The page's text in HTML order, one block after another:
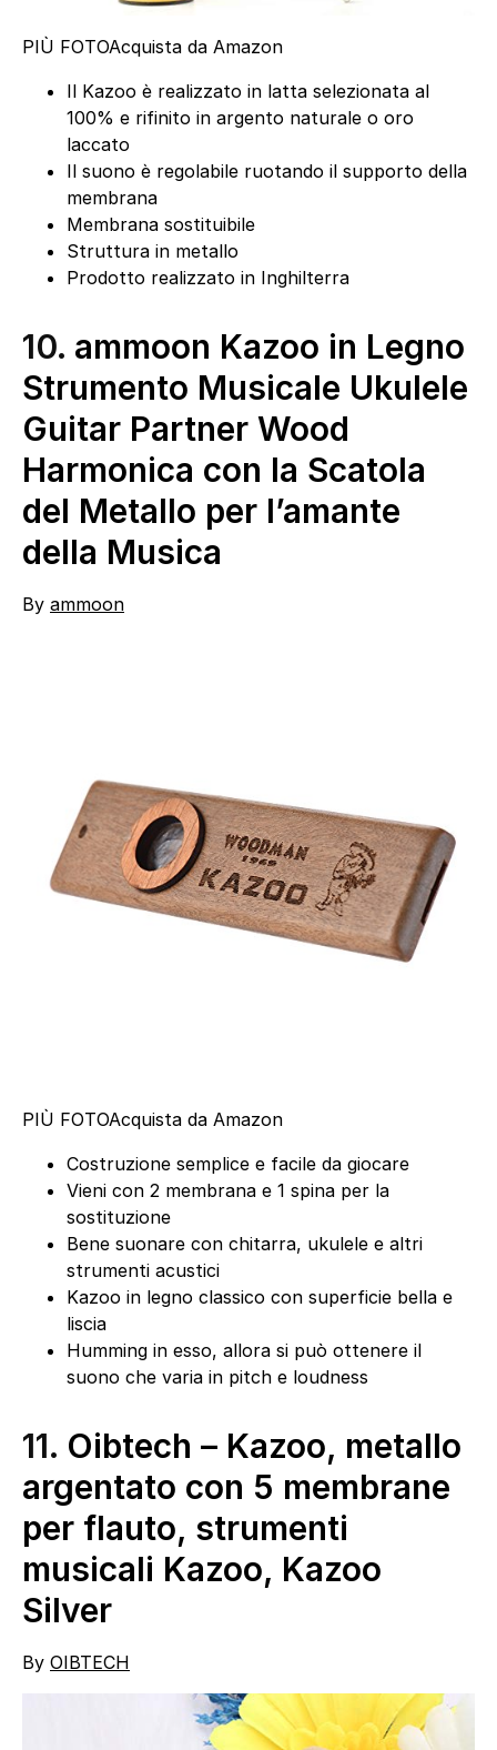
PIÙ FOTOAcquista da Amazon
Il Kazoo è realizzato in latta selezionata al
100% e rifinito in argento naturale o oro
laccato
Il suono è regolabile ruotando il supporto della
membrana
Membrana sostituibile
Struttura in metallo
Prodotto realizzato in Inghilterra
10. ammoon Kazoo in Legno
Strumento Musicale Ukulele
Guitar Partner Wood
Harmonica con la Scatola
del Metallo per l’amante
della Musica
By ammoon
PIÙ FOTOAcquista da Amazon
Costruzione semplice e facile da giocare
Vieni con 2 membrana e 1 spina per la
sostituzione
Bene suonare con chitarra, ukulele e altri
strumenti acustici
Kazoo in legno classico con superficie bella e
liscia
Humming in esso, allora si può ottenere il
suono che varia in pitch e loudness
11. Oibtech – Kazoo, metallo
argentato con 5 membrane
per flauto, strumenti
musicali Kazoo, Kazoo
Silver
By OIBTECH